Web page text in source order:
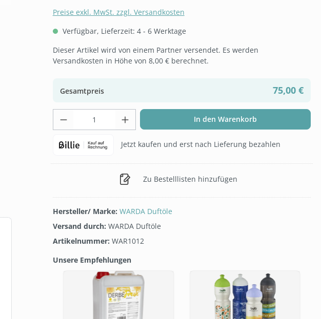
Preise exkl. MwSt. zzgl. Versandkosten
Verfügbar, Lieferzeit: 4 - 6 Werktage
Dieser Artikel wird von einem Partner versendet. Es werden
Versandkosten in Höhe von 8,00 € berechnet.
Gesamtpreis 75,00 €
Produkt Anzahl: Gib den gewünschten Wert
In den Warenkorb
Jetzt kaufen und erst nach Lieferung bezahlen
Zu Bestelllisten hinzufügen
Hersteller/ Marke: WARDA Duftöle
Versand durch: WARDA Duftöle
Artikelnummer: WAR1012
Unsere Empfehlungen
Produktgalerie überspringen